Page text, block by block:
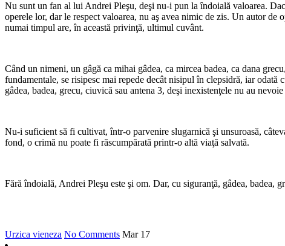
Nu sunt un fan al lui Andrei Pleşu, deşi nu-i pun la îndoială valoarea.
operele lor, dar le respect valoarea, nu aş avea nimic de zis. Un autor de
numai timpul are, în această privinţă, ultimul cuvânt.
Când un nimeni, un gâgă ca mihai gâdea, ca mircea badea, ca dana
fundamentale, se risipesc mai repede decât nisipul în clepsidră, iar
gâdea, badea, grecu, ciuvică sau antena 3, deşi inexistenţele nu au
Nu-i suficient să fi cultivat, într-o parvenire slugarnică şi unsuroasă,
fond, o crimă nu poate fi răscumpărată printr-o altă viaţă salvată.
Fără îndoială, Andrei Pleşu este şi om. Dar, cu siguranţă, gâdea,
Urzica vieneza No Comments Mar 17